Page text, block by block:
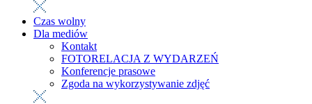
Czas wolny
Dla mediów
Kontakt
FOTORELACJA Z WYDARZEŃ
Konferencje prasowe
Zgoda na wykorzystywanie zdjęć